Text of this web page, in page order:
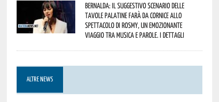
Bernalda: il suggestivo scenario delle
Tavole Palatine farà da cornice allo
spettacolo di Rosmy, un emozionante
viaggio tra musica e parole. I dettagli
ALTRE NEWS